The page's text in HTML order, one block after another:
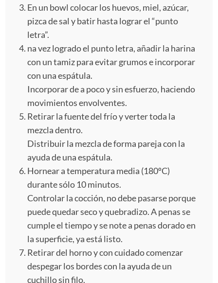
En un bowl colocar los huevos, miel, azúcar,
pizca de sal y batir hasta lograr el “punto
letra”.
na vez logrado el punto letra, añadir la harina
con un tamiz para evitar grumos e incorporar
con una espátula.
Incorporar de a poco y sin esfuerzo, haciendo
movimientos envolventes.
Retirar la fuente del frío y verter toda la
mezcla dentro.
Distribuir la mezcla de forma pareja con la
ayuda de una espátula.
Hornear a temperatura media (180ºC)
durante sólo 10 minutos.
Controlar la cocción, no debe pasarse porque
puede quedar seco y quebradizo. A penas se
cumple el tiempo y se note a penas dorado en
la superficie, ya está listo.
Retirar del horno y con cuidado comenzar
despegar los bordes con la ayuda de un
cuchillo sin filo.